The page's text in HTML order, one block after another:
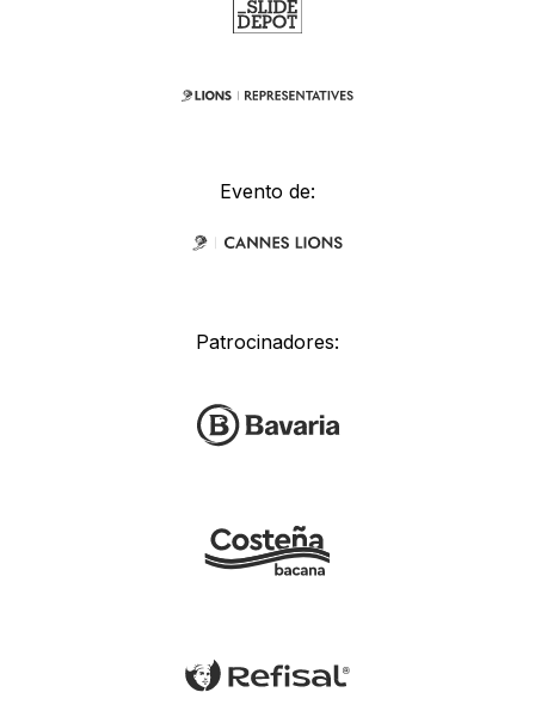
Evento de:
Patrocinadores: